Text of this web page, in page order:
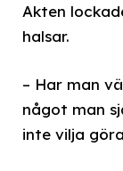
Akten
halsar.
– Har man
något man
inte vilja